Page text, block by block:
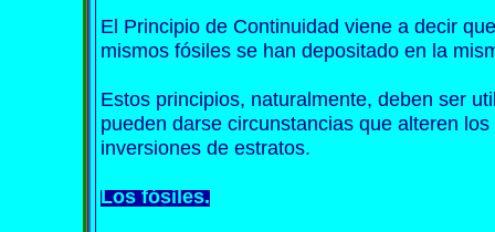
El Principio de Continuidad viene a decir
mismos fósiles se han depositado en la
Estos principios, naturalmente, deben ser
pueden darse circunstancias que alteren
inversiones de estratos.
Los fósiles.